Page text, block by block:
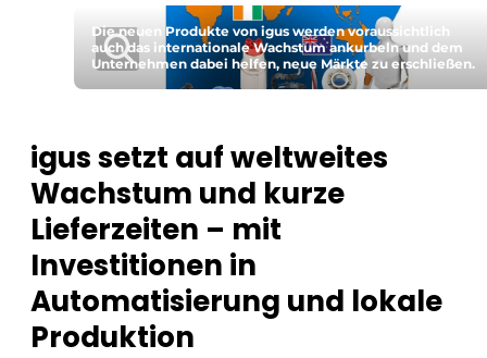
Die neuen Produkte von igus werden voraussichtlich
auch das internationale Wachstum ankurbeln und dem
Unternehmen dabei helfen, neue Märkte zu erschließen.
igus setzt auf weltweites
Wachstum und kurze
Lieferzeiten – mit
Investitionen in
Automatisierung und lokale
Produktion